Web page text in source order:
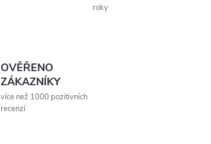
roky
OVĚŘENO
ZÁKAZNÍKY
více než 1000 pozitivních
recenzí